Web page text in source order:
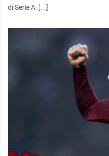
di Serie A: [...]